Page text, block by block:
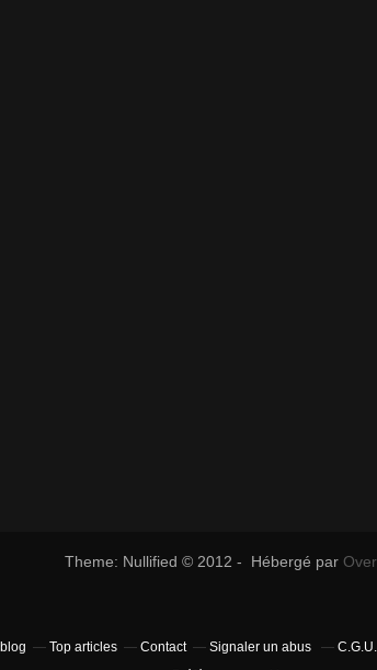
Theme: Nullified © 2012 - Hébergé par
Top articles Contact Signaler un abus C.G.U.